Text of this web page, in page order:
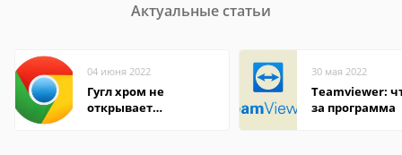
Актуальные статьи
04 июня 2022
Гугл хром не
открывает
30 мая 2022
Teamviewer:
за программа